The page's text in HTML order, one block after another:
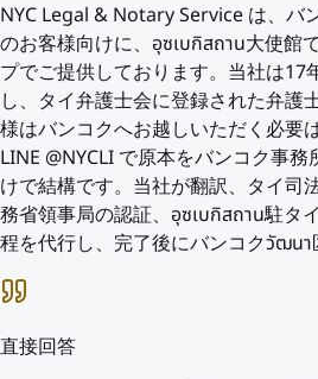
NYC Legal & Notary Service は、バ
のお客様向けに、อุซเบกิสถาน大使館
プでご提供しております。当社は17
し、タイ弁護士会に登録された弁護
様はバンコクへお越しいただく必要
LINE @NYCLI で原本をバンコク事
けで結構です。当社が翻訳、タイ司
務省領事局の認証、อุซเบกิสถาน駐タ
程を代行し、完了後にバンコクวัฒนา
直接回答